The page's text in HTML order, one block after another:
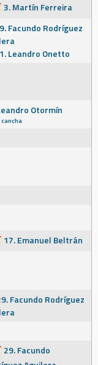
3. Martín Ferreira
Facundo Rodríguez
Leandro Onetto
Otormín
cancha
17. Emanuel Beltrán
Facundo Rodríguez
29. Facundo